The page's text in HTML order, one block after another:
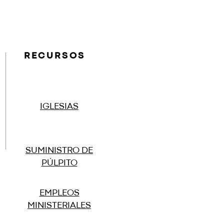
RECURSOS
IGLESIAS
SUMINISTRO DE
PÚLPITO
EMPLEOS
MINISTERIALES